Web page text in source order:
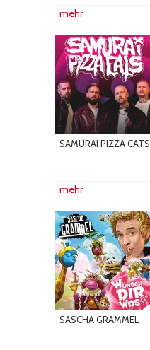
mehr
SAMURAI PIZZA CATS
mehr
SASCHA GRAMMEL